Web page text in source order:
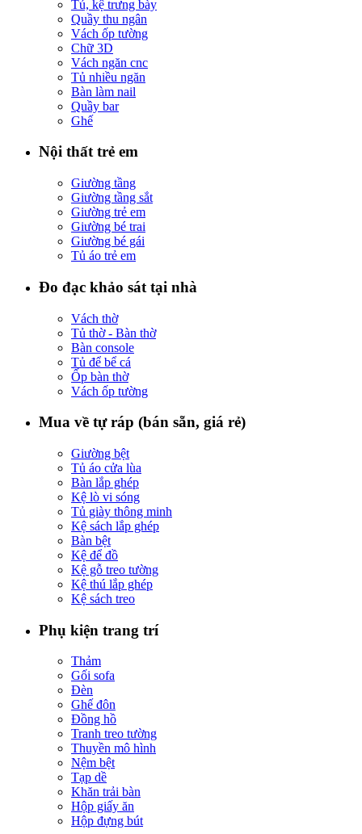
Tủ, kệ trưng bày
Quầy thu ngân
Vách ốp tường
Chữ 3D
Vách ngăn cnc
Tủ nhiều ngăn
Bàn làm nail
Quầy bar
Ghế
Nội thất trẻ em
Giường tầng
Giường tầng sắt
Giường trẻ em
Giường bé trai
Giường bé gái
Tủ áo trẻ em
Đo đạc khảo sát tại nhà
Vách thờ
Tủ thờ - Bàn thờ
Bàn console
Tủ để bể cá
Ốp bàn thờ
Vách ốp tường
Mua về tự ráp (bán sẵn, giá rẻ)
Giường bệt
Tủ áo cửa lùa
Bàn lắp ghép
Kệ lò vi sóng
Tủ giày thông minh
Kệ sách lắp ghép
Bàn bệt
Kệ để đồ
Kệ gỗ treo tường
Kệ thú lắp ghép
Kệ sách treo
Phụ kiện trang trí
Thảm
Gối sofa
Đèn
Ghế đôn
Đồng hồ
Tranh treo tường
Thuyền mô hình
Nệm bệt
Tạp dề
Khăn trải bàn
Hộp giấy ăn
Hộp đựng bút